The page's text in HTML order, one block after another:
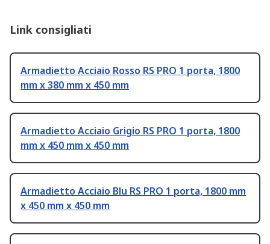
Link consigliati
Armadietto Acciaio Rosso RS PRO 1 porta, 1800
mm x 380 mm x 450 mm
Armadietto Acciaio Grigio RS PRO 1 porta, 1800
mm x 450 mm x 450 mm
Armadietto Acciaio Blu RS PRO 1 porta, 1800 mm
x 450 mm x 450 mm